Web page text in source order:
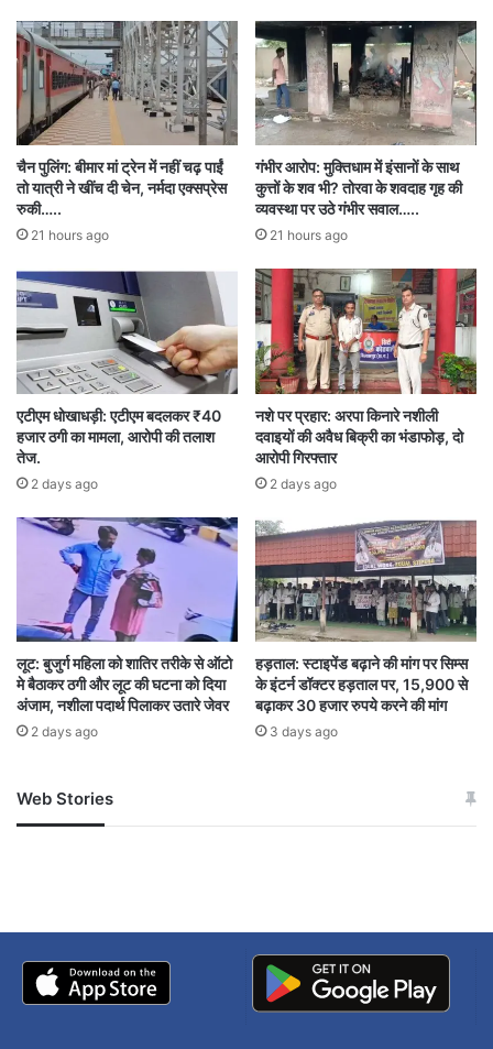
प्रगति का उल्लेख किया और प्रधानमंत्री तथा गृहमंत्री के
नेतृत्व में नक्सलवाद उन्मूलन की लड़ाई को तेज बताया।
उप मुख्यमंत्री विजय शर्मा ने शहीद जवानों की वीरता और
अदम्य साहस की सराहना करते हुए बताया कि सरकार शहीद
परिवारों की सहायता और उनके बलिदान की स्मृति को संजोए
रखने के लिए प्रतिबद्ध है। उन्होंने स्मारिका निर्माण और अन्य
व्यवस्थाओं की जानकारी दी। इस कार्यक्रम ने शहीद जवानों
के बलिदान को याद करने और उनके पराक्रम से प्रेरणा लेने
का अवसर प्रदान किया।
Bravery Chief Minister Vishnu Dev Sai
Deputy CM Vijay Sharma
duty Governor Ramen Deka
Naxal affected areas Police Memorial Day
Raipur sacrifice
Shaheed Police Jawans tribute
wreath
चैन पुलिंग: बीमार मां ट्रेन में नहीं चढ़ पाईं
तो यात्री ने खींच दी चेन, नर्मदा एक्सप्रेस
रुकी…..
21 hours ago
गंभीर आरोप: मुक्तिधाम में इंसानों के साथ
कुत्तों के शव भी? तोरवा के शवदाह गृह की
व्यवस्था पर उठे गंभीर सवाल…..
21 hours ago
एटीएम धोखाधड़ी: एटीएम बदलकर ₹40
हजार ठगी का मामला, आरोपी की तलाश
तेज.
2 days ago
नशे पर प्रहार: अरपा किनारे नशीली
दवाइयों की अवैध बिक्री का भंडाफोड़, दो
आरोपी गिरफ्तार
2 days ago
लूट: बुजुर्ग महिला को शातिर तरीके से ऑटो
मे बैठाकर ठगी और लूट की घटना को दिया
अंजाम, नशीला पदार्थ पिलाकर उतारे जेवर
2 days ago
हड़ताल: स्टाइपेंड बढ़ाने की मांग पर सिम्स
के इंटर्न डॉक्टर हड़ताल पर, 15,900 से
बढ़ाकर 30 हजार रुपये करने की मांग
3 days ago
Web Stories
जम्मू-कश्मीर में बारिश से
अपडेट
खाई में धक्का… आरोपियों ने